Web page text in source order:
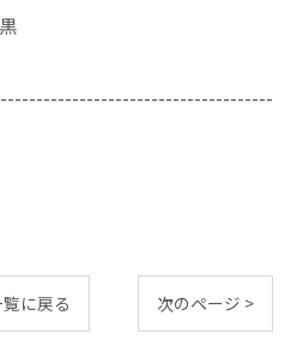
に戻る 次のページ >